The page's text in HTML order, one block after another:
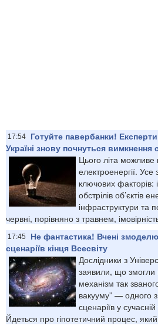
17:54
Готуйте павербанки!
Україні знову почнуться вимкнення
Цього літа
електроенергії.
ключових факторів:
обстрілів об’єктів
інфраструктури та
червні, порівняно з травнем,
17:45
Не фантастика! Вчені
сценаріїв кінця Всесвіту
Дослідники з
заявили, що змогли
механізм так
вакууму” — одного
сценаріїв у
Йдеться про гіпотетичний процес,